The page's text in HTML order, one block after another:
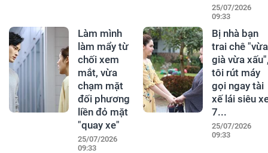
25/07/2026
09:33
Làm mình
làm mẩy từ
chối xem
mắt, vừa
chạm mặt
đối phương
liền đỏ mặt
"quay xe"
25/07/2026
09:33
Bị nhà bạn
trai chê "vừa
già vừa
tôi rút máy
gọi ngay tài
xế lái siêu
7...
25/07/2026
09:33